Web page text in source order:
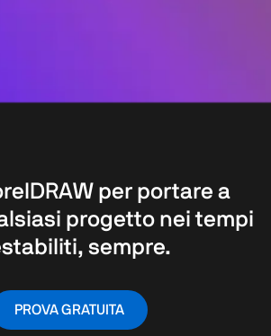
per portare a
progetto nei tempi
sempre.
PROVA GRATUITA